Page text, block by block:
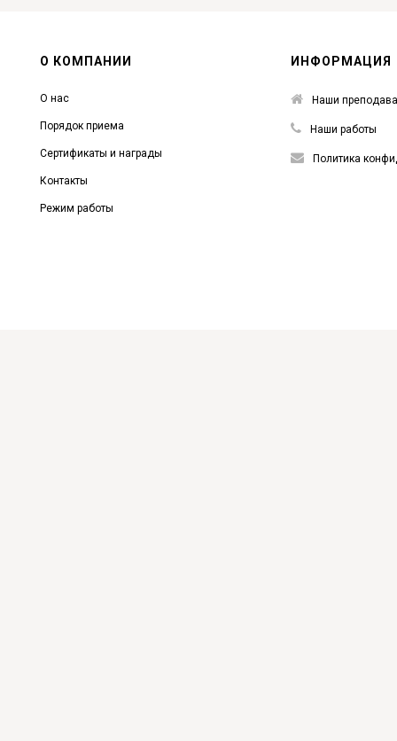
О КОМПАНИИ
О нас
Порядок приема
Сертификаты и награды
Контакты
Режим работы
ИНФОРМАЦИЯ
Наши
Наши работы
Политика